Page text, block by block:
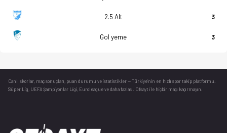
2.5 Alt 3
Gol yeme 3
Canlı skorlar , maç sonuçları, puan durumu ve istatistikler — Türkiye’nin en hızlı spor takip platformu.
Süper Lig, UEFA Şampiyonlar Ligi, Euroleague ve daha fazlası. Ofsayt ile hiçbir maçı kaçırmayın.